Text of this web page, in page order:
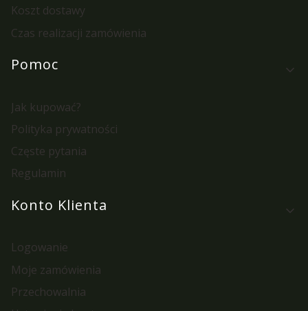
Koszt dostawy
Czas realizacji zamówienia
Pomoc
Jak kupować?
Polityka prywatności
Częste pytania
Regulamin
Konto Klienta
Logowanie
Moje zamówienia
Przechowalnia